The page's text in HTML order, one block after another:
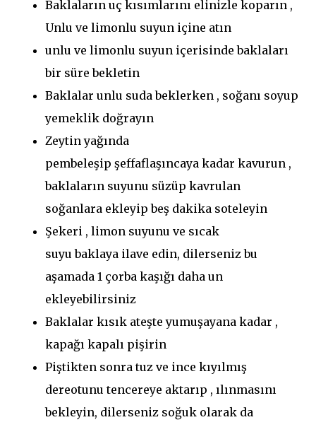
Baklaların uç kısımlarını elinizle koparın ,
Unlu ve limonlu suyun içine atın
unlu ve limonlu suyun içerisinde baklaları
bir süre bekletin
Baklalar unlu suda beklerken , soğanı soyup
yemeklik doğrayın
Zeytin yağında
pembeleşip şeffaflaşıncaya kadar kavurun ,
baklaların suyunu süzüp kavrulan
soğanlara ekleyip beş dakika soteleyin
Şekeri , limon suyunu ve sıcak
suyu baklaya ilave edin, dilerseniz bu
aşamada 1 çorba kaşığı daha un
ekleyebilirsiniz
Baklalar kısık ateşte yumuşayana kadar ,
kapağı kapalı pişirin
Piştikten sonra tuz ve ince kıyılmış
dereotunu tencereye aktarıp , ılınmasını
bekleyin, dilerseniz soğuk olarak da